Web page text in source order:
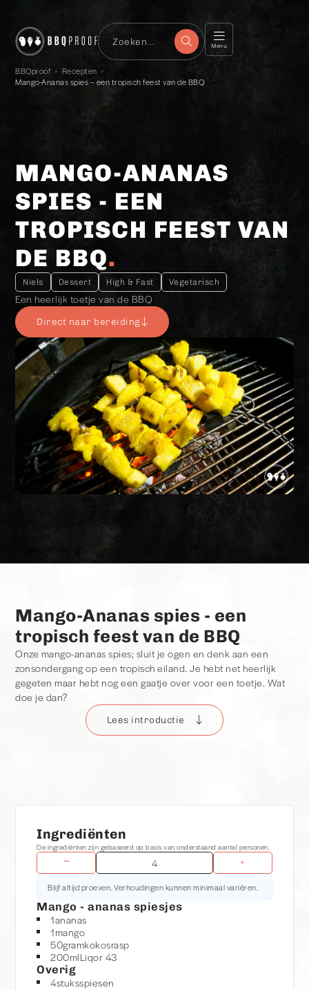
Menu
BBQproof › Recepten ›
Mango-Ananas spies – een tropisch feest van de BBQ
MANGO-ANANAS
SPIES - EEN
TROPISCH FEEST VAN
DE BBQ
Niels Dessert High & Fast Vegetarisch
Een heerlijk toetje van de BBQ
Direct naar bereiding
Mango-Ananas spies - een
tropisch feest van de BBQ
Onze mango-ananas spies; sluit je ogen en denk aan een
zonsondergang op een tropisch eiland. Je hebt net heerlijk
gegeten maar hebt nog een gaatje over voor een toetje. Wat
doe je dan?
Lees introductie
prima uit de voeten. Vooral stevige fruitsoorten zoals ananas
Simpel en smaakvol
Dit toetje is super simpel te bereiden. Daarbij geef je een
tropische touch aan je BBQ waarmee je jouw gasten zeker zult
verrassen. Het licht verteerbare gerecht is daarbij klaar in een
paar minuten en 100% vegetarisch.
Ingrediënten
De ingrediënten zijn gebaseerd op basis van onderstaand aantal personen.
− +
Blijf altijd proeven. Verhoudingen kunnen minimaal variëren.
Mango - ananas spiesjes
1ananas
1mango
50gramkokosrasp
200mlLiqor 43
Overig
4stuksspiesen